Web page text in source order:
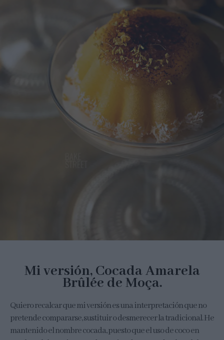
Mi versión, Cocada Amarela
Brûlée de Moça.
Quiero recalcar que mi versión es una interpretación que no
pretende compararse, sustituir o desmerecer la tradicional. He
mantenido el nombre cocada, puesto que el uso de coco en